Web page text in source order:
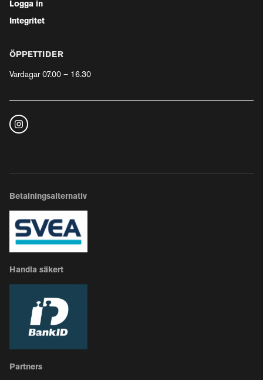
Logga in
Integritet
ÖPPETTIDER
Vardagar 07.00 – 16.30
Betalningsalternativ
Handla säkert
Partners